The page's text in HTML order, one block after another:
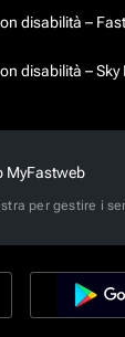
disabilità –
disabilità –
MyFastweb
per gestire i